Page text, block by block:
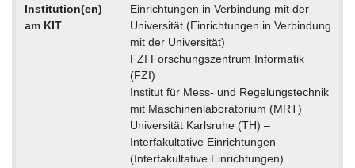
Institution(en)
am KIT
Einrichtungen in Verbindung mit der
Universität (Einrichtungen in Verbindung
mit der Universität)
FZI Forschungszentrum Informatik
(FZI)
Institut für Mess- und Regelungstechnik
mit Maschinenlaboratorium (MRT)
Universität Karlsruhe (TH) –
Interfakultative Einrichtungen
(Interfakultative Einrichtungen)